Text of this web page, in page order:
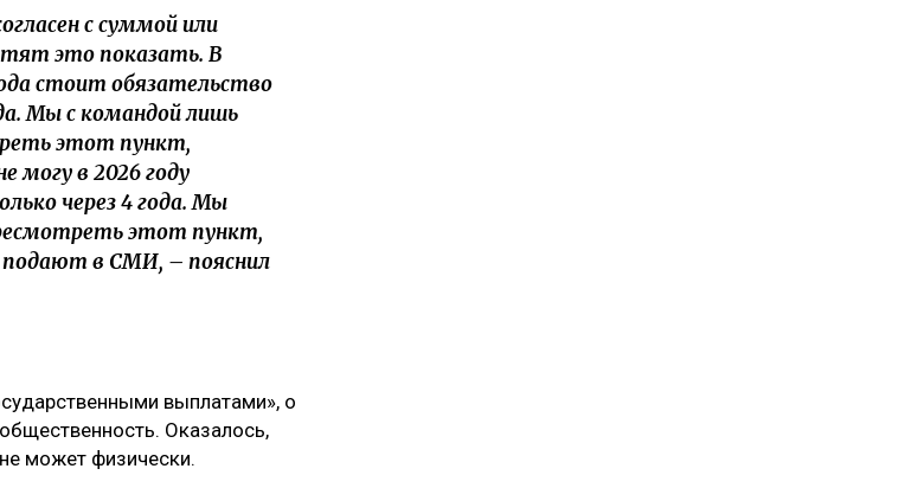
с суммой или
это показать. В
стоит обязательство
Мы с командой лишь
этот пункт,
могу в 2026 году
через 4 года. Мы
этот пункт,
подают в СМИ, – пояснил
выплатами», о
Оказалось,
может физически.